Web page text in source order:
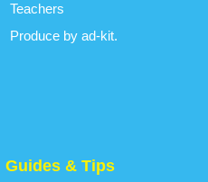
Teachers
Produce by ad-kit.
Guides & Tips